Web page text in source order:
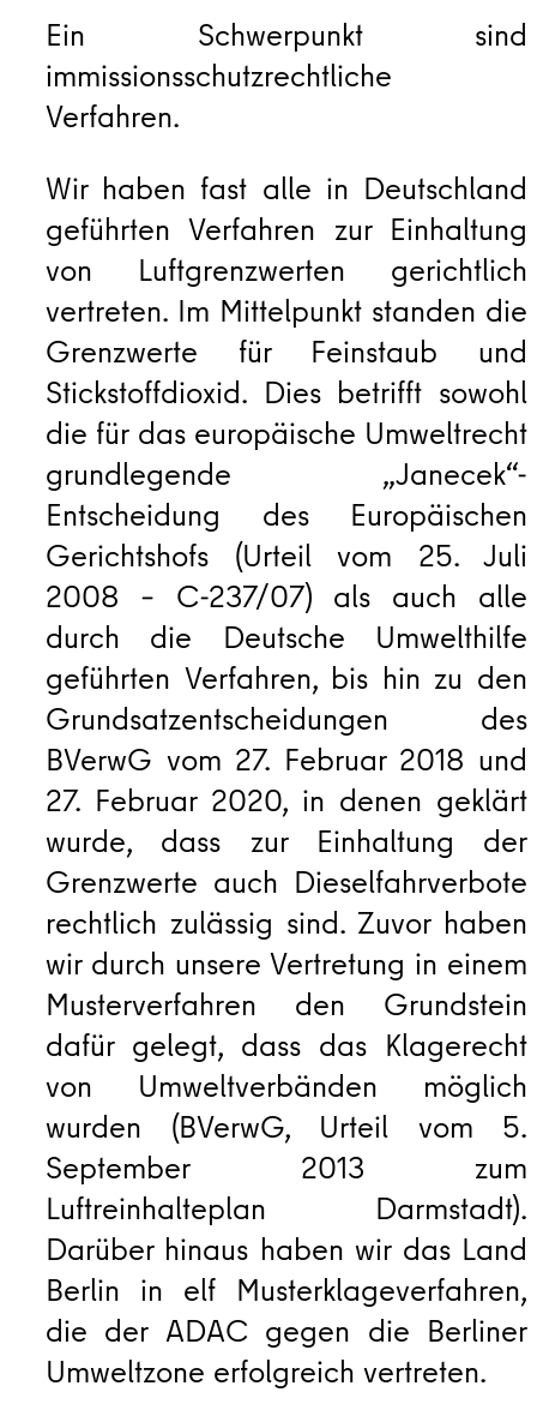
Ein Schwerpunkt sind
immissionsschutzrechtliche
Verfahren.
Wir haben fast alle in Deutschland
geführten Verfahren zur Einhaltung
von Luftgrenzwerten gerichtlich
vertreten. Im Mittelpunkt standen die
Grenzwerte für Feinstaub und
Stickstoffdioxid. Dies betrifft sowohl
die für das europäische Umweltrecht
grundlegende „Janecek“-
Entscheidung des Europäischen
Gerichtshofs (Urteil vom 25. Juli
2008 – C-237/07) als auch alle
durch die Deutsche Umwelthilfe
geführten Verfahren, bis hin zu den
Grundsatzentscheidungen des
BVerwG vom 27. Februar 2018 und
27. Februar 2020, in denen geklärt
wurde, dass zur Einhaltung der
Grenzwerte auch Dieselfahrverbote
rechtlich zulässig sind. Zuvor haben
wir durch unsere Vertretung in einem
Musterverfahren den Grundstein
dafür gelegt, dass das Klagerecht
von Umweltverbänden möglich
wurden (BVerwG, Urteil vom 5.
September 2013 zum
Luftreinhalteplan Darmstadt).
Darüber hinaus haben wir das Land
Berlin in elf Musterklageverfahren,
die der ADAC gegen die Berliner
Umweltzone erfolgreich vertreten.